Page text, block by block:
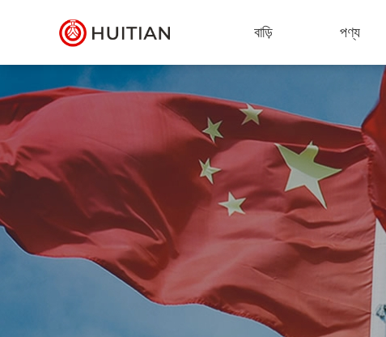
বাড়ি পণ্য